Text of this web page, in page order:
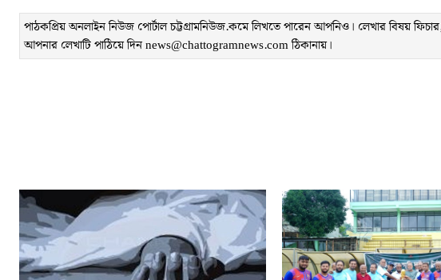
পাঠকপ্রিয় অনলাইন নিউজ পোর্টাল চট্টগ্রামনিউজ.কমে লিখতে পারেন আপনিও। লেখার বিষয়
আপনার লেখাটি পাঠিয়ে দিন news@chattogramnews.com ঠিকানায়।